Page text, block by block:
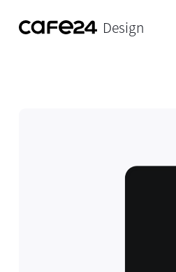
Design